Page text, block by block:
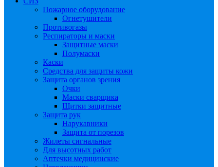
Пожарное оборудование
Огнетушители
Противогазы
Респираторы и маски
Защитные маски
Полумаски
Каски
Средства для защиты кожи
Защита органов зрения
Очки
Маски сварщика
Щитки защитные
Защита рук
Нарукавники
Защита от порезов
Жилеты сигнальные
Для высотных работ
Аптечки медицинские